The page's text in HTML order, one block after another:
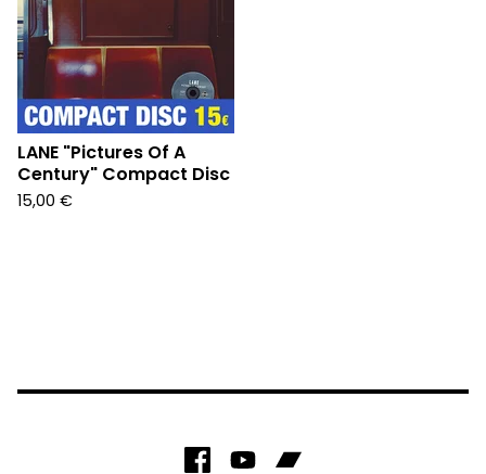
LANE "Pictures Of A
Century" Compact Disc
15,00 €